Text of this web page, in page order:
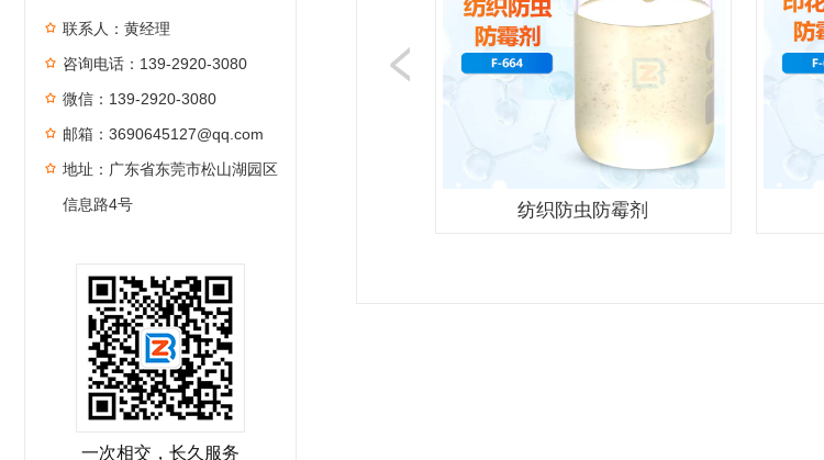
联系人：黄经理
咨询电话：139-2920-3080
微信：139-2920-3080
邮箱：3690645127@qq.com
地址：广东省东莞市松山湖园区
信息路4号
一次相交，长久服务
纺织防虫防霉剂